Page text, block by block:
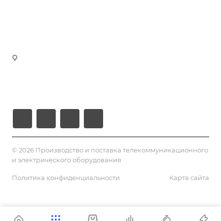
© 2026 Производство и поставка телекоммуникационного
и электрического оборудования
Политика конфиденциальности Карта сайта